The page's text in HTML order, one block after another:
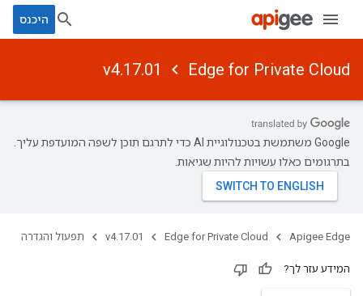
היכנס
Edge for Private Cloud
v4.17.01
‫Google משתמשת בטכנולוגיית AI כדי לתרגם תוכן לשפה המועדפת עליך.
בתרגומים כאלו עשויות להיות שגיאות.
Apigee Edge
Edge for Private Cloud
v4.17.01 תפעול והגדרה
המידע עזר לך?